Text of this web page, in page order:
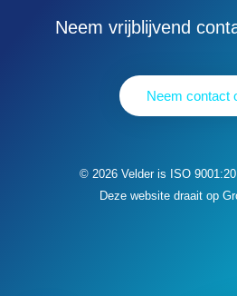
Neem vrijblijvend
Neem contact
© 2026 Velder is ISO
Deze website draait op